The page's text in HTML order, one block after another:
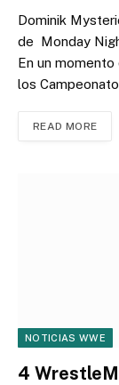
Dominik
de Monday
En un
los
READ MORE
NOTICIAS WWE
4